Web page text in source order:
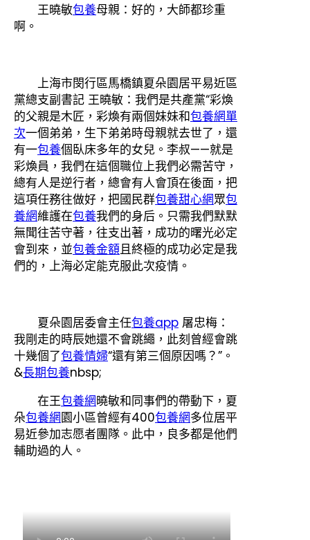
王曉敏包養母親：好的，大師都珍重
啊。
上海市閔行區馬橋鎮夏朵園居平易近區
黨總支副書記 王曉敏：我們是共產黨“彩煥
的父親是木匠，彩煥有兩個妹妹和包養網單
次一個弟弟，生下弟弟時母親就去世了，還
有一包養個臥床多年的女兒。李叔——就是
彩煥員，我們在這個職位上我們必需苦守，
總有人是逆行者，總會有人會頂在後面，把
這項任務往做好，把國民群包養甜心網眾包
養網維護在包養我們的身后。只需我們默默
無聞往苦守著，往支出著，成功的曙光必定
會到來，並包養金額且終極的成功必定是我
們的，上海必定能克服此次疫情。
夏朵園居委會主任包養app 屠忠梅：
我剛走的時辰她還不會跳繩，此刻曾經會跳
十幾個了包養情婦“還有第三個原因嗎？”。
&長期包養nbsp;
在王包養網曉敏和同事們的帶動下，夏
朵包養網園小區曾經有400包養網多位居平
易近參加志愿者團隊。此中，良多都是他們
輔助過的人。